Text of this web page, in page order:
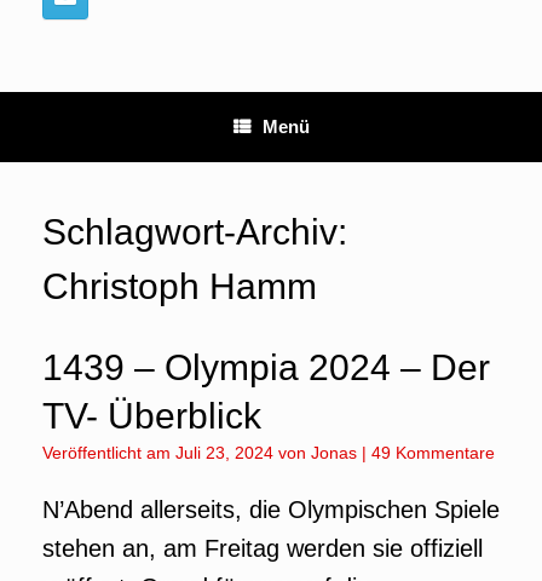
Menü
Schlagwort-Archiv:
Christoph Hamm
1439 – Olympia 2024 – Der
TV- Überblick
Veröffentlicht am Juli 23, 2024 von Jonas | 49 Kommentare
N’Abend allerseits, die Olympischen Spiele
stehen an, am Freitag werden sie offiziell